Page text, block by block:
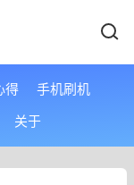
得
手机刷机
关于